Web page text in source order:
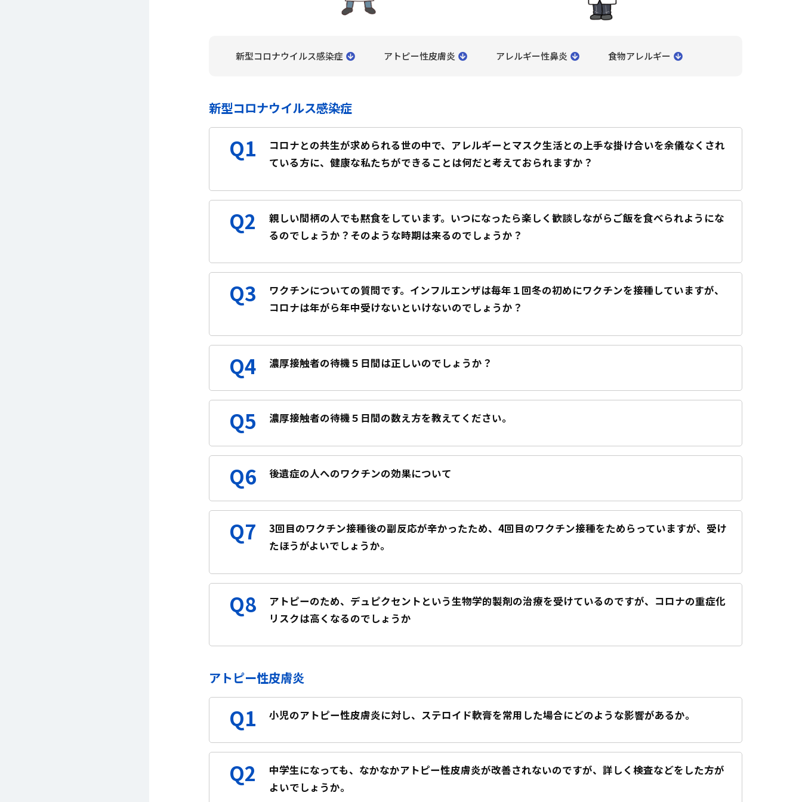
新型コロナウイルス感染症 アトピー性皮膚炎 アレルギー性鼻炎 食物アレルギー
新型コロナウイルス感染症
Q1
コロナとの共生が求められる世の中で、アレルギーとマスク生活との上手な掛け合いを余儀なくされ
ている方に、健康な私たちができることは何だと考えておられますか？
Q2
親しい間柄の人でも黙食をしています。いつになったら楽しく歓談しながらご飯を食べられようにな
るのでしょうか？そのような時期は来るのでしょうか？
Q3
ワクチンについての質問です。インフルエンザは毎年１回冬の初めにワクチンを接種していますが、
コロナは年がら年中受けないといけないのでしょうか？
Q4 濃厚接触者の待機５日間は正しいのでしょうか？
Q5 濃厚接触者の待機５日間の数え方を教えてください。
Q6 後遺症の人へのワクチンの効果について
Q7
3回目のワクチン接種後の副反応が辛かったため、4回目のワクチン接種をためらっていますが、受け
たほうがよいでしょうか。
Q8
アトピーのため、デュピクセントという生物学的製剤の治療を受けているのですが、コロナの重症化
リスクは高くなるのでしょうか
アトピー性皮膚炎
Q1 小児のアトピー性皮膚炎に対し、ステロイド軟膏を常用した場合にどのような影響があるか。
Q2
中学生になっても、なかなかアトピー性皮膚炎が改善されないのですが、詳しく検査などをした方が
よいでしょうか。